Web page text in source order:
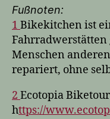
Fußnoten:
1 Bikekitchen ist
Menschen
repariert, ohne
2 Ecotopia
https://